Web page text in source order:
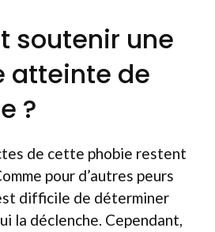
soutenir une
atteinte de
?
de cette phobie restent
pour d’autres peurs
difficile de déterminer
la déclenche. Cependant,